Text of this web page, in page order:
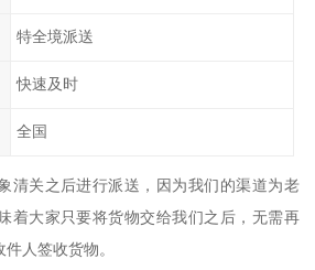
特全境派送
快速及时
全国
清关之后进行派送，因为我们的渠道为老
着大家只要将货物交给我们之后，无需再
人签收货物。